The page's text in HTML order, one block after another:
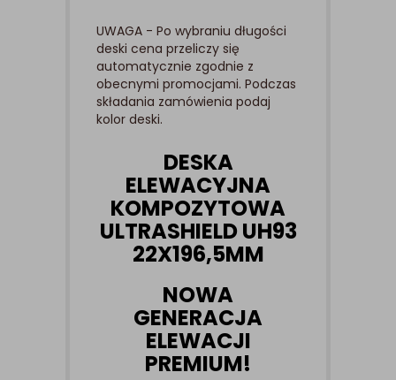
UWAGA - Po wybraniu długości
deski cena przeliczy się
automatycznie zgodnie z
obecnymi promocjami. Podczas
składania zamówienia podaj
kolor deski.
DESKA
ELEWACYJNA
KOMPOZYTOWA
ULTRASHIELD UH93
22X196,5MM
NOWA
GENERACJA
ELEWACJI
PREMIUM!